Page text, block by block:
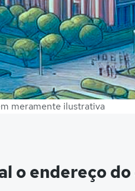
meramente ilustrativa
o endereço